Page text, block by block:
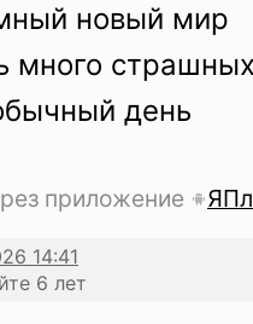
новый мир
много
день
приложение
6 лет